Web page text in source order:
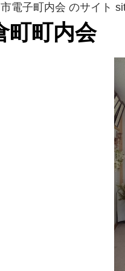
電子町内会 のサイト
町町内会